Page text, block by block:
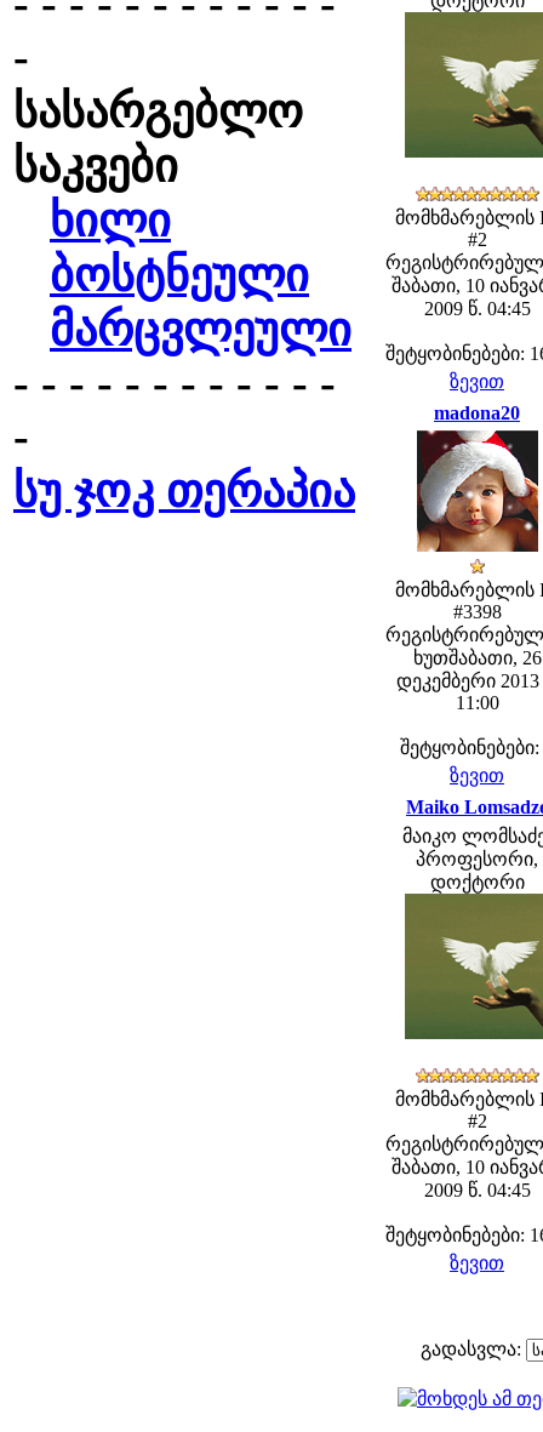
-
სასარგებლო
საკვები
ხილი
ბოსტნეული
მარცვლეული
- - - - - - - - - - - -
-
სუ ჯოკ თერაპია
მომხმარებლის
#2
შაბათი, 10
2009 წ. 04:45
შეტყობინებები:
ზევით
madona20
მომხმარებლის
#3398
ხუთშაბათი, 26
დეკემბერი 2013
11:00
შეტყობინებები:
ზევით
Maiko
მაიკო
პროფესორი,
დოქტორი
მომხმარებლის
#2
შაბათი, 10
2009 წ. 04:45
შეტყობინებები:
ზევით
გადასვლა: